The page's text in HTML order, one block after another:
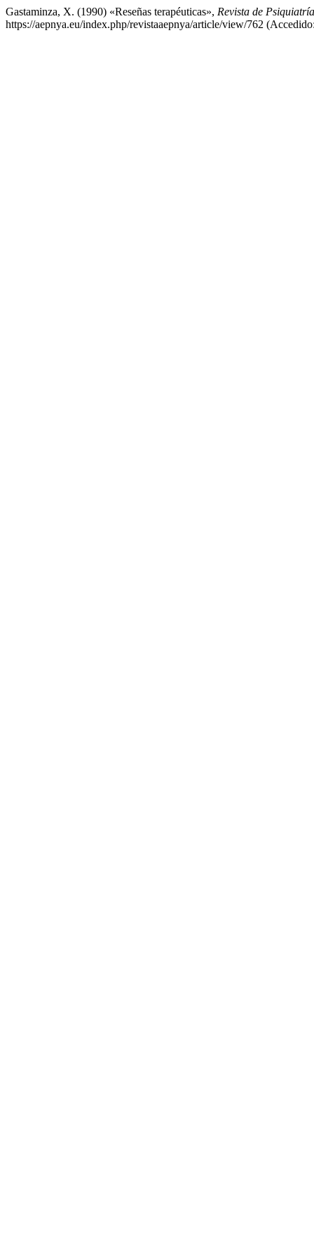
Gastaminza, X. (1990) «Reseñas terapéuticas», Revista de
https://aepnya.eu/index.php/revistaaepnya/article/view/762